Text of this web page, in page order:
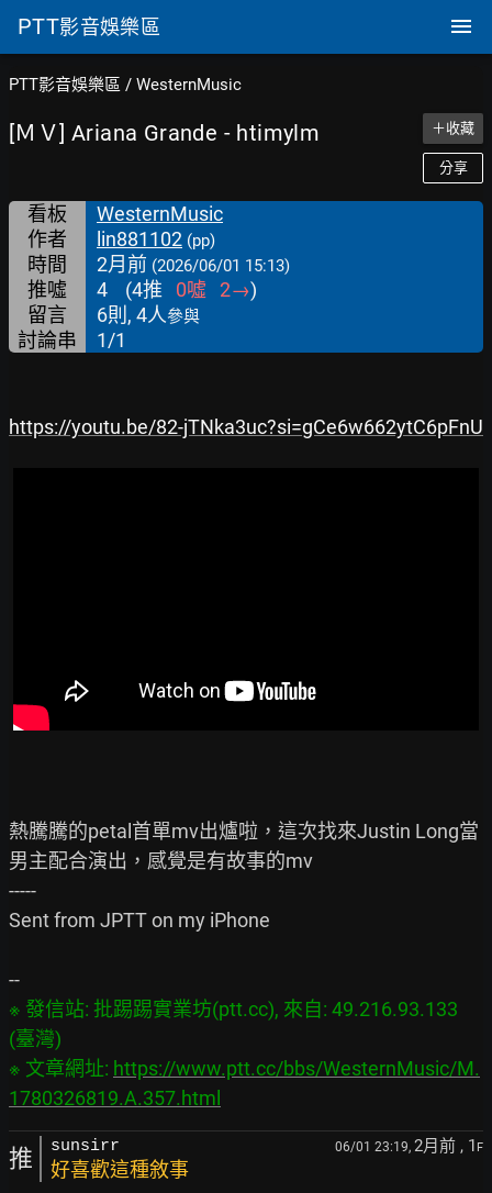
PTT影音娛樂區
PTT影音娛樂區 / WesternMusic
[ＭＶ] Ariana Grande - htimylm ＋收藏
分享
看板
WesternMusic
作者
lin881102 (pp)
時間 2月前 (2026/06/01 15:13)
推噓 4 (4推 0噓 2→)
留言
6則, 4人參與
討論串 1/1
https://youtu.be/82-jTNka3uc?si=gCe6w662ytC6pFnU
熱騰騰的petal首單mv出爐啦，這次找來Justin Long當
男主配合演出，感覺是有故事的mv
-----
Sent from JPTT on my iPhone
※ 發信站: 批踢踢實業坊(ptt.cc), 來自: 49.216.93.133
(臺灣)
※ 文章網址: https://www.ptt.cc/bbs/WesternMusic/M.
1780326819.A.357.html
推 sunsirr 06/01 23:19, 2月前 , 1 F
好喜歡這種敘事